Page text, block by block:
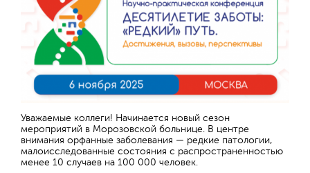
Уважаемые коллеги! Начинается новый сезон
мероприятий в Морозовской больнице. В центре
внимания орфанные заболевания — редкие патологии,
малоисследованные состояния с распространенностью
менее 10 случаев на 100 000 человек.